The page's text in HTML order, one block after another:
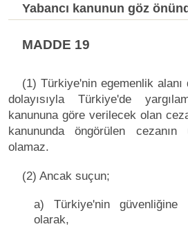
Yabancı kanunun göz
MADDE 19
(1) Türkiye'nin egemenlik alanı
dolayısıyla Türkiye'de
kanununa göre verilecek olan
kanununda öngörülen cezanın
olamaz.
(2) Ancak suçun;
a) Türkiye'nin güvenliğine
olarak,